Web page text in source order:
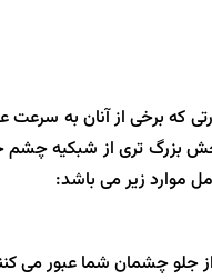
که برخی از آنان به سرعت
بزرگ تری از شبکیه چشم
موارد زیر می باشد:
جلو چشمان شما عبور می